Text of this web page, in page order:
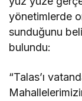
yönetimlerde
sunduğunu
bulundu:
“Talas’ı